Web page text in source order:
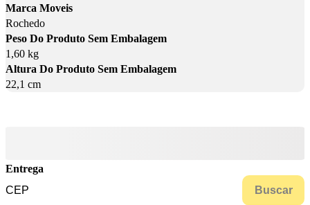
Marca Moveis
Rochedo
Peso Do Produto Sem Embalagem
1,60 kg
Altura Do Produto Sem Embalagem
22,1 cm
Entrega
Buscar